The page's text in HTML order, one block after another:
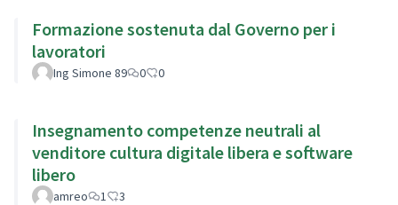
Formazione sostenuta dal Governo per i
lavoratori
Ing Simone 89 0 0
Insegnamento competenze neutrali al
venditore cultura digitale libera e software
libero
amreo 1 3